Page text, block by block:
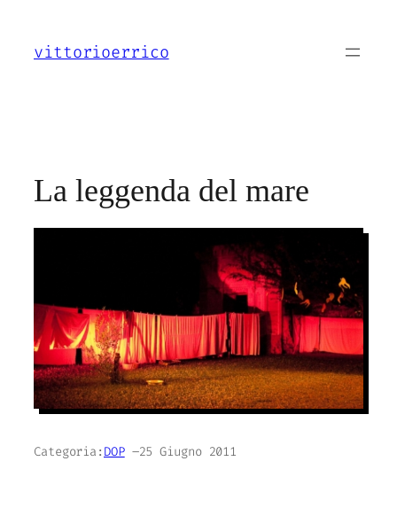
contenuto
vittorioerrico
La leggenda del mare
Categoria: DOP–25 Giugno 2011